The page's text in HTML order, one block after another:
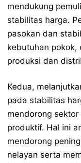
mendukung
stabilitas harga.
pasokan dan
kebutuhan pokok,
produksi dan
Kedua,
pada stabilitas
mendorong
produktif. Hal ini
mendorong
nelayan serta